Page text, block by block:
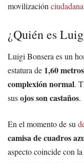
movilización ciudadana
¿Quién es
Luigi Bonsera es un
estatura de 1,60 metros
complexión normal.
susojos son castaños.
En el momento de su
camisa de cuadros
aspecto coincide con